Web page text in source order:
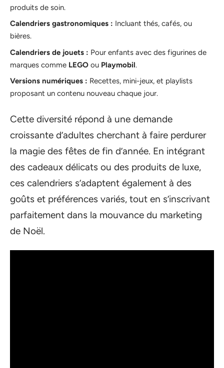
produits de soin.
Calendriers gastronomiques : Incluant thés, cafés, ou
bières.
Calendriers de jouets : Pour enfants avec des figurines de
marques comme LEGO ou Playmobil.
Versions numériques : Recettes, mini-jeux, et playlists
proposant un contenu nouveau chaque jour.
Cette diversité répond à une demande
croissante d’adultes cherchant à faire perdurer
la magie des fêtes de fin d’année. En intégrant
des cadeaux délicats ou des produits de luxe,
ces calendriers s’adaptent également à des
goûts et préférences variés, tout en s’inscrivant
parfaitement dans la mouvance du marketing
de Noël.